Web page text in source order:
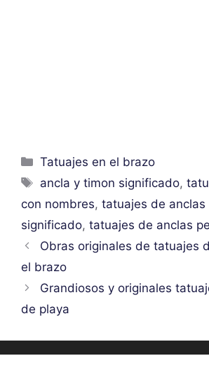
Categorías
Tatuajes en el brazo
Etiquetas
ancla y timon significado,
con nombres, tatuajes de anclas
significado, tatuajes de anclas
Obras originales de tatuajes
el brazo
Grandiosos y originales
de playa